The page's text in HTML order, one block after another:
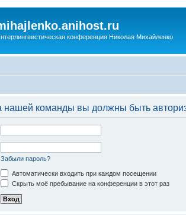
конференция Николая Михайленко
нашей команды вы должны быть
Забыли пароль?
Автоматически входить при каждом посещении
Скрыть моё пребывание на конференции в этот раз